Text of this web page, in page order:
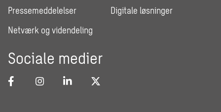
Pressemeddelelser
Netværk og videndeling
Digitale løsninger
Sociale medier